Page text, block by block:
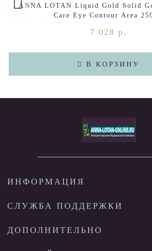
ANNA LOTAN Liquid Gold Solid
Care Eye Contour Area
7 028 р.
В КОРЗИНУ
ИНФОРМАЦИЯ
СЛУЖБА ПОДДЕРЖКИ
ДОПОЛНИТЕЛЬНО